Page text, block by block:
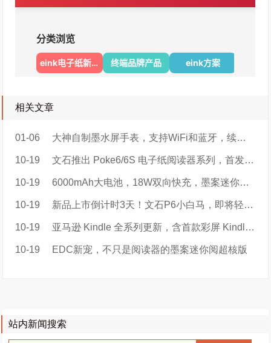
相关文章
01-06 大神自制墨水屏手表，支持WiFi和蓝牙，续航可达5天
10-19 文石推出 Poke6/6S 电子纸阅读器系列，首发 899 元起
10-19 6000mAh大电池，18W双向快充，墨案迷你阅超核版开启电子书新赛道
10-19 ​新品上市倒计时3天！文石P6小白马，即将轻盈登场！
10-19 亚马逊 Kindle 全系列更新，含首款彩屏 Kindle Colorsoft
10-19 EDC新宠，不只是阅读器的墨案迷你阅超核版
站内新闻搜索